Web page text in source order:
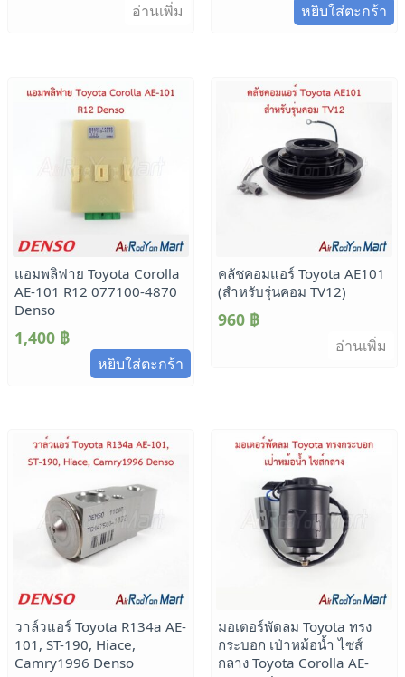
อ่านเพิ่ม หยิบใส่ตะกร้า
แอมพลิฟาย Toyota Corolla
AE-101 R12 077100-4870
Denso
1,400 ฿
หยิบใส่ตะกร้า
คลัชคอมแอร์ Toyota AE101
(สำหรับรุ่นคอม TV12)
960 ฿
อ่านเพิ่ม
วาล์วแอร์ Toyota R134a AE-
101, ST-190, Hiace,
Camry1996 Denso
มอเตอร์พัดลม Toyota ทรง
กระบอก เป่าหม้อน้ำ ไซส์
กลาง Toyota Corolla AE-